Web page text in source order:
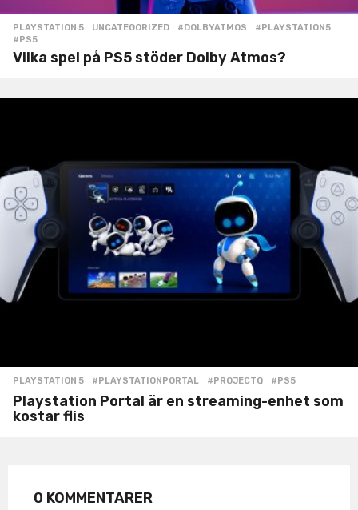
PLAYSTATION 5 ,UNCATEGORIZED #DOLBYATMOS ,#PLAYSTATION5
#PS5
Vilka spel på PS5 stöder Dolby Atmos?
PLAYSTATION 5 #PLAYSTATIONPORTAL ,#PROJECTQ ,#PS5
Playstation Portal är en streaming-enhet som
kostar flis
0 KOMMENTARER